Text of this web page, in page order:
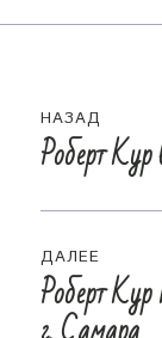
по
НАЗАД
Предыдущая
Роберт
ДАЛЕЕ
Следующая
запись:
Роберт